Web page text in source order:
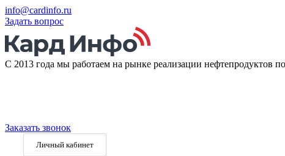
info@cardinfo.ru
Задать вопрос
С 2013 года мы работаем на рынке реализации
Заказать звонок
Личный кабинет